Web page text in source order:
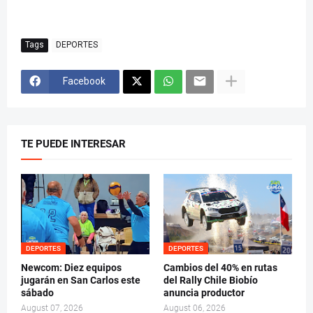
Tags DEPORTES
Facebook
TE PUEDE INTERESAR
DEPORTES
Newcom: Diez equipos
jugarán en San Carlos este
sábado
August 07, 2026
DEPORTES
Cambios del 40% en rutas
del Rally Chile Biobío
anuncia productor
August 06, 2026